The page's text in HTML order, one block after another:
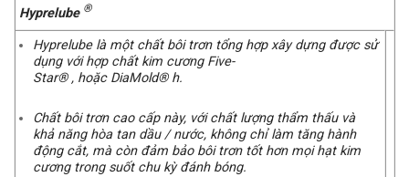
Hyprelube ®
Hyprelube là một chất bôi trơn tổng hợp xây dựng được sử
dụng với hợp chất kim cương Five-
Star® , hoặc DiaMold® h.
Chất bôi trơn cao cấp này, với chất lượng thẩm thấu và
khả năng hòa tan dầu / nước, không chỉ làm tăng hành
động cắt, mà còn đảm bảo bôi trơn tốt hơn mọi hạt kim
cương trong suốt chu kỳ đánh bóng.